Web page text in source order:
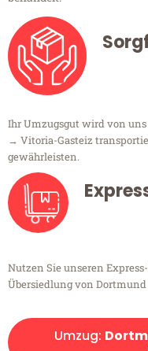
Ihr Umzugsgut wird von
→ Vitoria-Gasteiz
gewährleisten.
Nutzen Sie unseren
Übersiedlung von
Umzug: